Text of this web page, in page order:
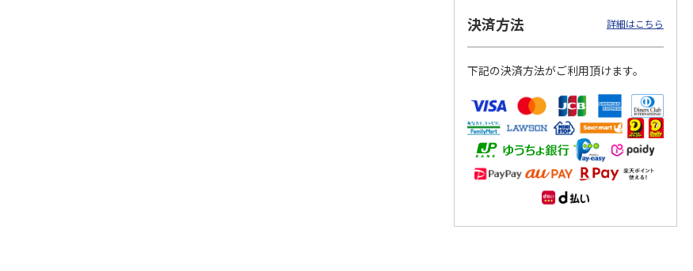
決済方法 詳細はこちら
下記の決済方法がご利用頂けます。